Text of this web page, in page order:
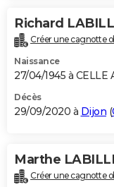
Richard
Créer une cagnotte
Naissance
27/04/1945 à CELLE
Décès
29/09/2020 à Dijon (
Marthe
Créer une cagnotte